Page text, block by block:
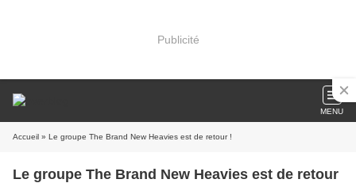
Publicité
MENU
Accueil » Le groupe The Brand New Heavies est de retour !
Le groupe The Brand New Heavies est de retour